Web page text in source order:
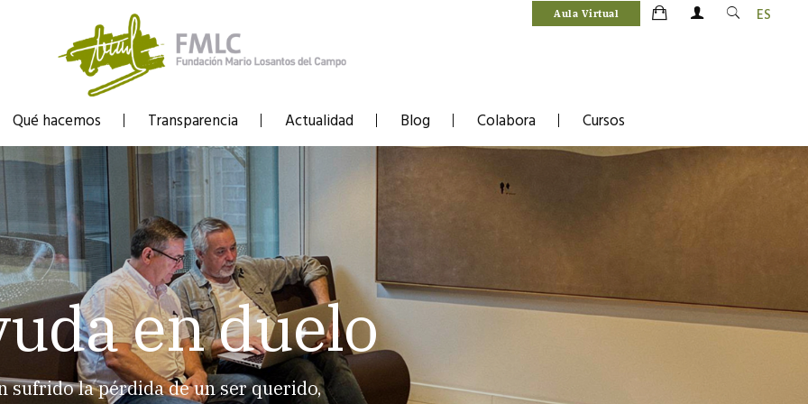
ES
Aula Virtual
Qué hacemos Transparencia Actualidad Blog Colabora Cursos
sufrido la pérdida de un ser querido,
en duelo